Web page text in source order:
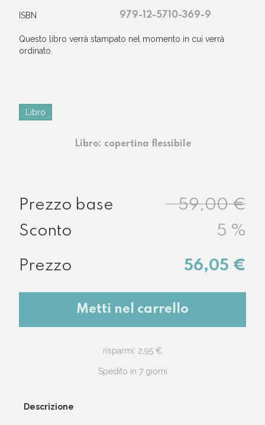
ISBN 979-12-5710-369-9
questo libro verrà stampato nel momento in cui verrà
ordinato.
Libro
Libro: copertina flessibile
59,00 €
56,05 €
5 %
Metti nel carrello
risparmi: 2,95 €
Spedito in 7 giorni
Descrizione